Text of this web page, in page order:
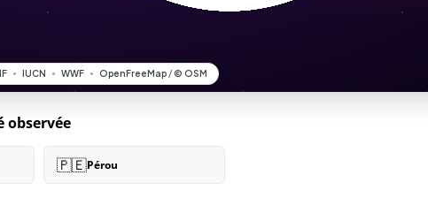
observée
🇵🇪Pérou